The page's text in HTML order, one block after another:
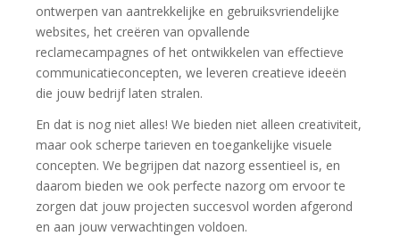
ontwerpen van aantrekkelijke en gebruiksvriendelijke
websites, het creëren van opvallende
reclamecampagnes of het ontwikkelen van effectieve
communicatieconcepten, we leveren creatieve ideeën
die jouw bedrijf laten stralen.
En dat is nog niet alles! We bieden niet alleen creativiteit,
maar ook scherpe tarieven en toegankelijke visuele
concepten. We begrijpen dat nazorg essentieel is, en
daarom bieden we ook perfecte nazorg om ervoor te
zorgen dat jouw projecten succesvol worden afgerond
en aan jouw verwachtingen voldoen.